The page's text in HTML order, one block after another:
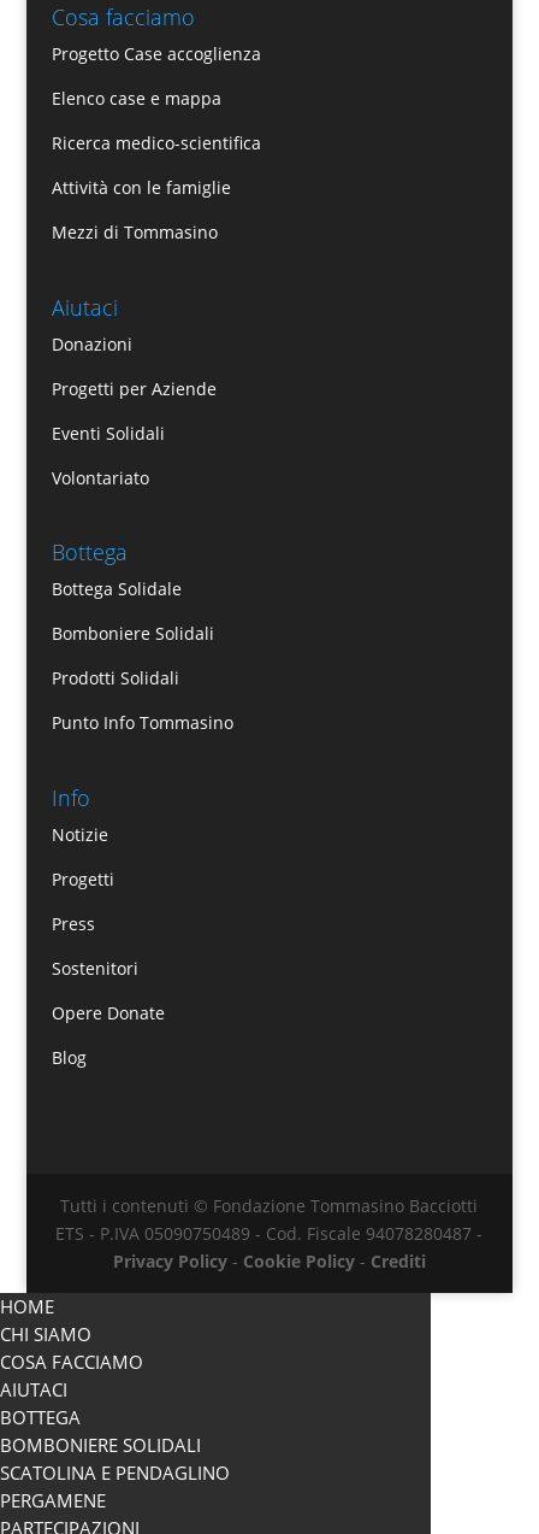
Cosa facciamo
Progetto Case accoglienza
Elenco case e mappa
Ricerca medico-scientifica
Attività con le famiglie
Mezzi di Tommasino
Aiutaci
Donazioni
Progetti per Aziende
Eventi Solidali
Volontariato
Bottega
Bottega Solidale
Bomboniere Solidali
Prodotti Solidali
Punto Info Tommasino
Info
Notizie
Progetti
Press
Sostenitori
Opere Donate
Blog
Tutti i contenuti © Fondazione Tommasino Bacciotti
ETS - P.IVA 05090750489 - Cod. Fiscale 94078280487 -
Privacy Policy- Cookie Policy- Crediti
HOME
CHI SIAMO
COSA FACCIAMO
AIUTACI
BOTTEGA
BOMBONIERE SOLIDALI
SCATOLINA E PENDAGLINO
PERGAMENE
PARTECIPAZIONI